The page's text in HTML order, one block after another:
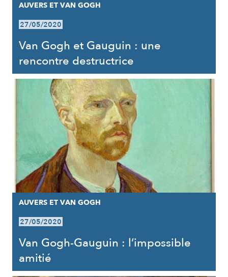
AUVERS ET VAN GOGH
27/05/2020
Van Gogh et Gauguin : une
rencontre destructrice
AUVERS ET VAN GOGH
27/05/2020
Van Gogh-Gauguin : l’impossible
amitié